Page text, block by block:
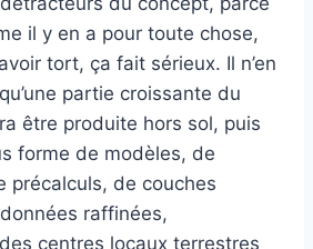
il y en a pour toute chose,
tort, ça fait sérieux. Il n’en
partie croissante du
être produite hors sol, puis
forme de modèles, de
précalculs, de couches
raffinées,
centres locaux terrestres